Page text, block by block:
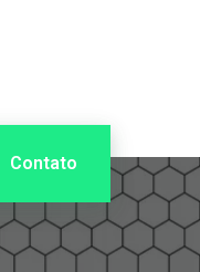
Contato